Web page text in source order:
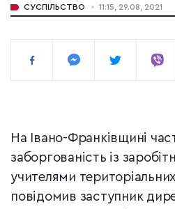
СУСПІЛЬСТВО 11:15, 29.08, 2021
На Івано-Франківщині
заборгованість із
учителями
повідомив заступник